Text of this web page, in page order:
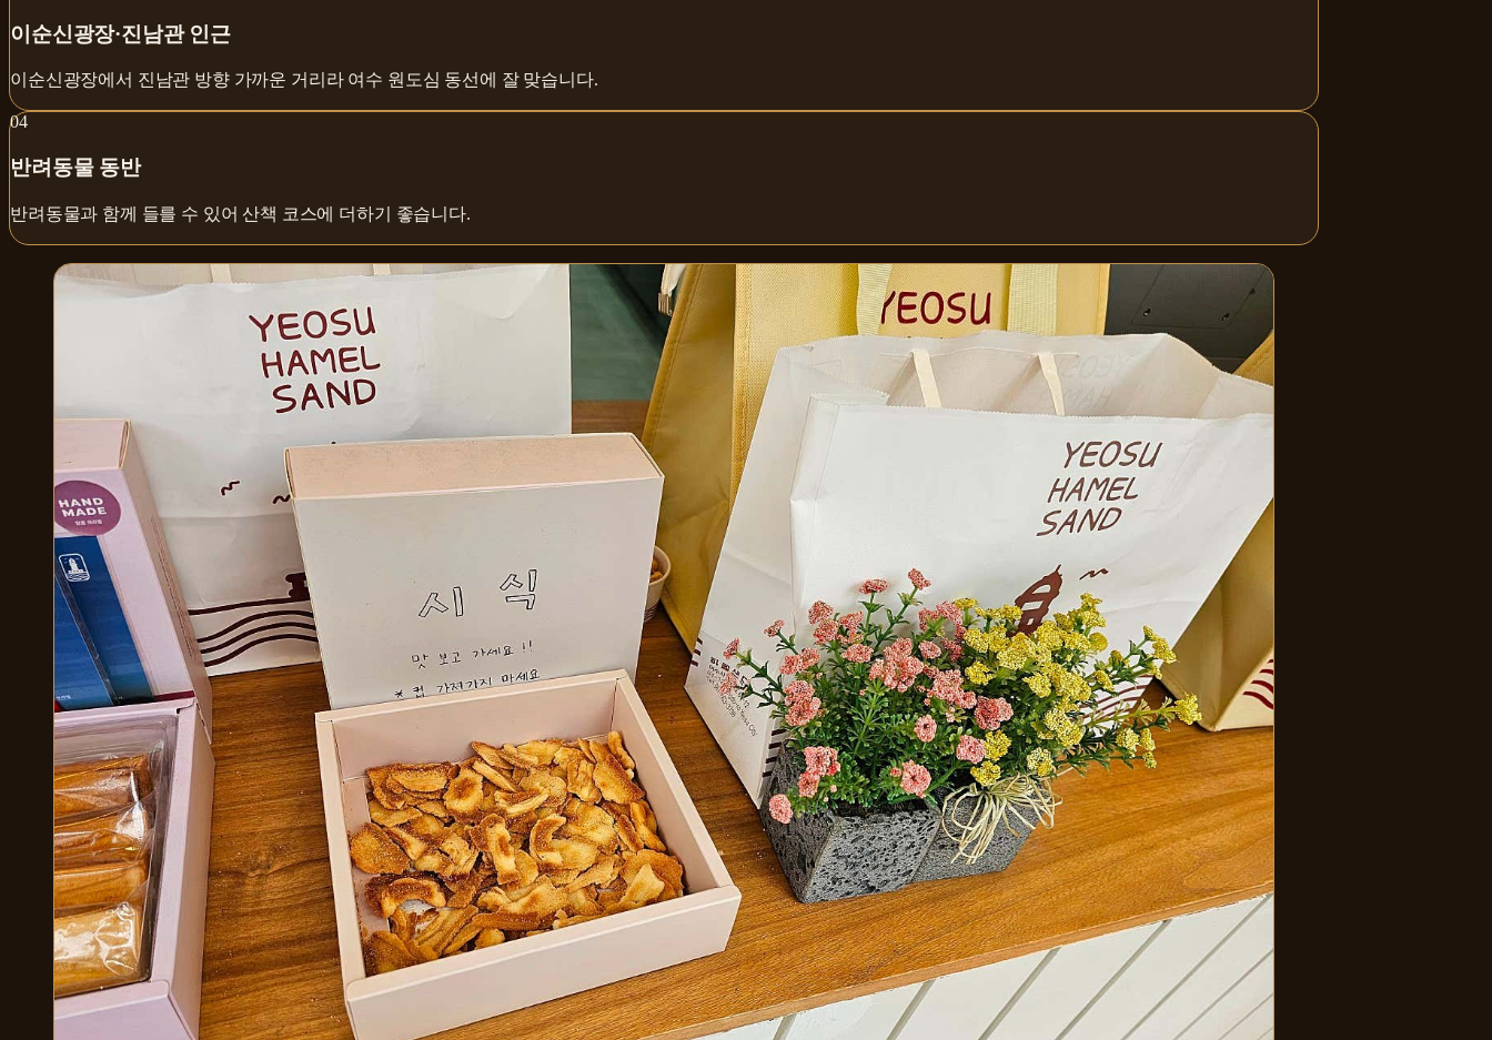
이순신광장·진남관 인근
이순신광장에서 진남관 방향 가까운 거리라 여수 원도심 동선에 잘 맞습니다.
04
반려동물 동반
반려동물과 함께 들를 수 있어 산책 코스에 더하기 좋습니다.